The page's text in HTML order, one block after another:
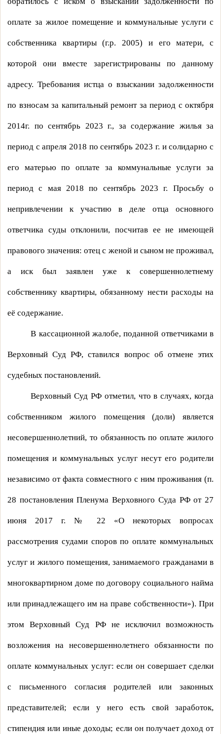
оплате за жилое помещение и коммунальные услуги с
собственника квартиры (г.р. 2005) и его матери, с
которой они вместе зарегистрированы по данному
адресу. Требования истца о взыскании задолженности
по взносам за капитальный ремонт за период с октября
2014г. по сентябрь 2023 г., за содержание жилья за
период с апреля 2018 по сентябрь2023 г. и солидарно с
его матерью по оплате за коммунальные услуги за
период с мая 2018 по сентябрь 2023 г. Просьбу о
непривлечении к участию в деле отца основного
ответчика суды отклонили, посчитав ее не имеющей
правового значения: отец с женой и сыном не проживал,
а иск был заявлен уже к совершеннолетнему
собственнику квартиры, обязанному нести расходы на
её содержание.
В кассационной жалобе, поданной ответчиками в
Верховный Суд РФ, ставился вопрос об отмене этих
судебных постановлений.
Верховный Суд РФ отметил, что в случаях, когда
собственником жилого помещения (доли) является
несовершеннолетний, то обязанность по оплате жилого
помещения и коммунальных услуг несут его родители
независимо от факта совместного с ним проживания (п.
28 постановления Пленума Верховного Суда РФ от 27
июня 2017 г. № 22 «О некоторых вопросах
рассмотрения судами споров по оплате коммунальных
услуг и жилого помещения, занимаемого гражданами в
многоквартирном доме по договору социального найма
или принадлежащего им на праве собственности»). При
этом Верховный Суд РФ не исключил возможность
возложения на несовершеннолетнего обязанности по
оплате коммунальных услуг: если он совершает сделки
с письменного согласия родителей или законных
представителей; если у него есть свой заработок,
стипендия или иные доходы; если он получает доход от